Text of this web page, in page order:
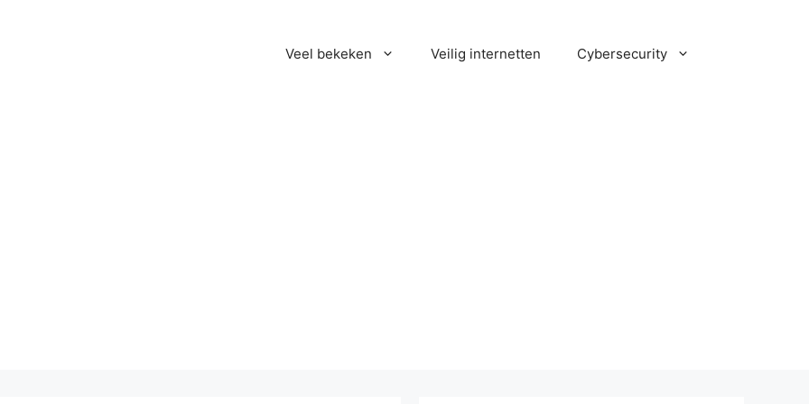
Veel bekeken Veilig internetten Cybersecurity